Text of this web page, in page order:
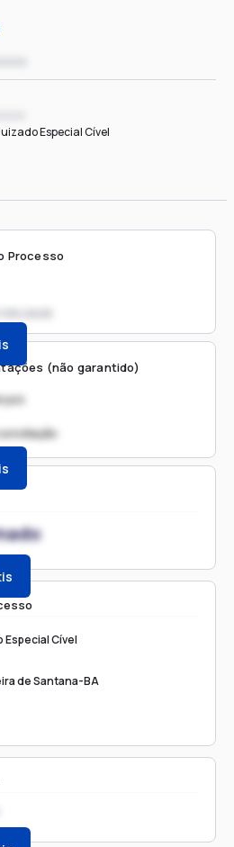
Especial Cível
Cível
de Santana-BA
Processo
(não garantido)
juiz